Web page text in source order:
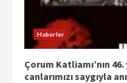
Haberler
Çorum Katliamı’nın
canlarımızı saygıyla